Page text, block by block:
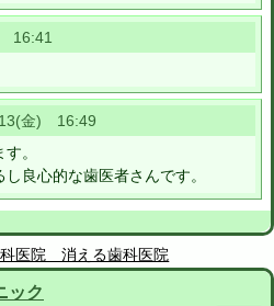
16:41
金) 16:49
。
良心的な歯医者さんです。
医院 消える歯科医院
ック